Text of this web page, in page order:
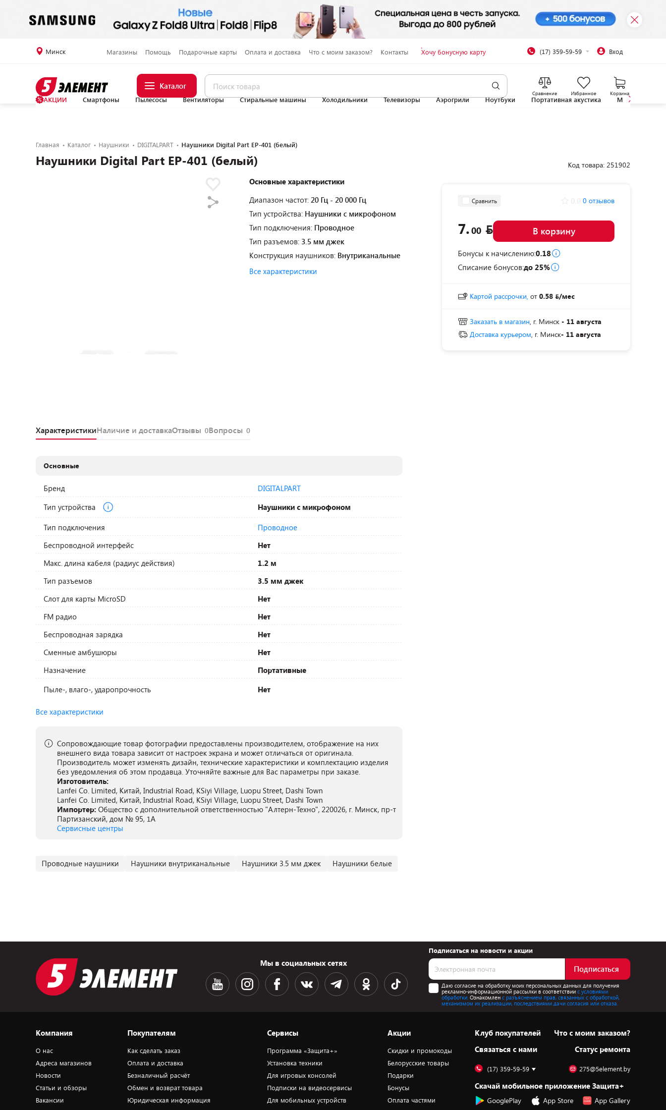
Минск Магазины Помощь Подарочные карты Оплата и доставка Что с моим заказом? Контакты Хочу бонусную карту (17) 359-59-59 Вход
Каталог
Сравнение Избранное Корзина
АКЦИИ Смартфоны Пылесосы Вентиляторы Стиральные машины Холодильники Телевизоры Аэрогрили Ноутбуки Портативная акустика
Главная Каталог Наушники DIGITALPART Наушники Digital Part EP-401 (белый)
Наушники Digital Part EP-401 (белый)
Основные характеристики
Диапазон частот: 20 Гц - 20 000 Гц
Тип устройства: Наушники с микрофоном
Тип подключения: Проводное
Тип разъемов: 3.5 мм джек
Конструкция наушников: Внутриканальные
Все характеристики
Код товара: 251902
Сравнить 0 отзывов
7.00 В корзину
Бонусы к начислению:0.18
Списание бонусов:до 25%
Картой рассрочки, от 0.58 /мес
Заказать в магазин, г. Минск - 11 августа
Доставка курьером, г. Минск- 11 августа
ХарактеристикиНаличие и доставкаОтзывы 0Вопросы 0
Основные
Бренд
DIGITALPART
Тип устройства
Наушники с микрофоном
Тип подключения
Проводное
Беспроводной интерфейс
Нет
Макс. длина кабеля (радиус действия)
1.2 м
Тип разъемов
3.5 мм джек
Слот для карты MicroSD
Нет
FM радио
Нет
Беспроводная зарядка
Нет
Сменные амбушюры
Нет
Назначение
Портативные
Пыле-, влаго-, ударопрочность
Нет
Все характеристики
Сопровождающие товар фотографии предоставлены производителем, отображение на них
внешнего вида товара зависит от настроек экрана и может отличаться от оригинала.
Производитель может изменять дизайн, технические характеристики и комплектацию изделия
без уведомления об этом продавца. Уточняйте важные для Вас параметры при заказе.
Изготовитель:
Lanfei Co. Limited, Китай, Industrial Road, KSiyi Village, Luopu Street, Dashi Town
Lanfei Co. Limited, Китай, Industrial Road, KSiyi Village, Luopu Street, Dashi Town
Импортер: Общество с дополнительной ответственностью "Алтерн-Техно", 220026, г. Минск, пр-т
Партизанский, дом № 95, 1А
Сервисные центры
Проводные наушники Наушники внутриканальные Наушники 3.5 мм джек Наушники белые
Мы в социальных сетях
Подписаться на новости и акции
Подписаться
Даю согласие на обработку моих персональных данных для получения
рекламно-информационной рассылки в соответствиис условиями
обработки. Ознакомлен с разъяснением прав, связанных с обработкой,
механизмом их реализации, последствиями дачи согласия или отказа.
Компания
О нас
Адреса магазинов
Новости
Статьи и обзоры
Вакансии
Покупателям
Как сделать заказ
Оплата и доставка
Безналичный расчёт
Обмен и возврат товара
Юридическая информация
Сервисы
Программа «Защита+»
Установка техники
Для игровых консолей
Подписки на видеосервисы
Для мобильных устройств
Акции
Скидки и промокоды
Белорусские товары
Подарки
Бонусы
Оплата частями
Клуб покупателей
Cвязаться с нами
Что с моим заказом?
Статус ремонта
(17) 359-59-59 275@5element.by
Скачай мобильное приложение Защита+
GooglePlay App Store App Gallery